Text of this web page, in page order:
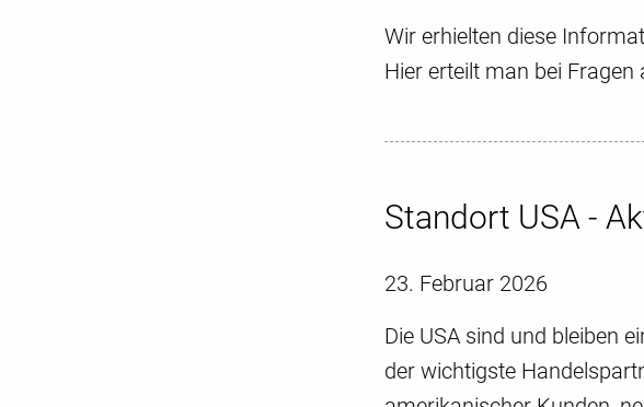
Wir erhielten diese
Hier erteilt man bei
Standort USA -
23. Februar 2026
Die USA sind und bleiben
der wichtigste